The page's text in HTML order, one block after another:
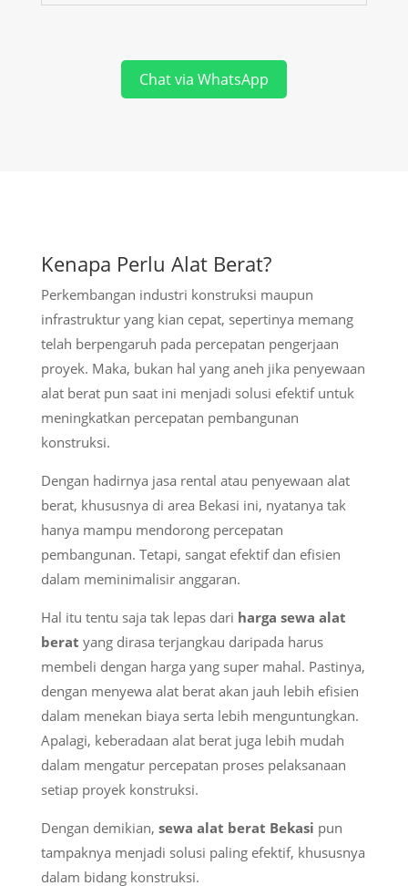
Chat via WhatsApp
Kenapa Perlu Alat Berat?
Perkembangan industri konstruksi maupun
infrastruktur yang kian cepat, sepertinya memang
telah berpengaruh pada percepatan pengerjaan
proyek. Maka, bukan hal yang aneh jika penyewaan
alat berat pun saat ini menjadi solusi efektif untuk
meningkatkan percepatan pembangunan
konstruksi.
Dengan hadirnya jasa rental atau penyewaan alat
berat, khususnya di area Bekasi ini, nyatanya tak
hanya mampu mendorong percepatan
pembangunan. Tetapi, sangat efektif dan efisien
dalam meminimalisir anggaran.
Hal itu tentu saja tak lepas dari harga sewa alat
berat yang dirasa terjangkau daripada harus
membeli dengan harga yang super mahal. Pastinya,
dengan menyewa alat berat akan jauh lebih efisien
dalam menekan biaya serta lebih menguntungkan.
Apalagi, keberadaan alat berat juga lebih mudah
dalam mengatur percepatan proses pelaksanaan
setiap proyek konstruksi.
Dengan demikian, sewa alat berat Bekasi pun
tampaknya menjadi solusi paling efektif, khususnya
dalam bidang konstruksi.